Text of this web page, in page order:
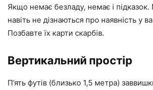
Якщо немає безладу, немає і
навіть не дізнаються про наявність у
Позбавте їх карти скарбів.
Вертикальний простір
П’ять футів (близько 1,5 метра)